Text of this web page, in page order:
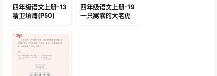
四年级语文上册-13
精卫填海(P50)
四年级语文上册-19
一只窝囊的大老虎